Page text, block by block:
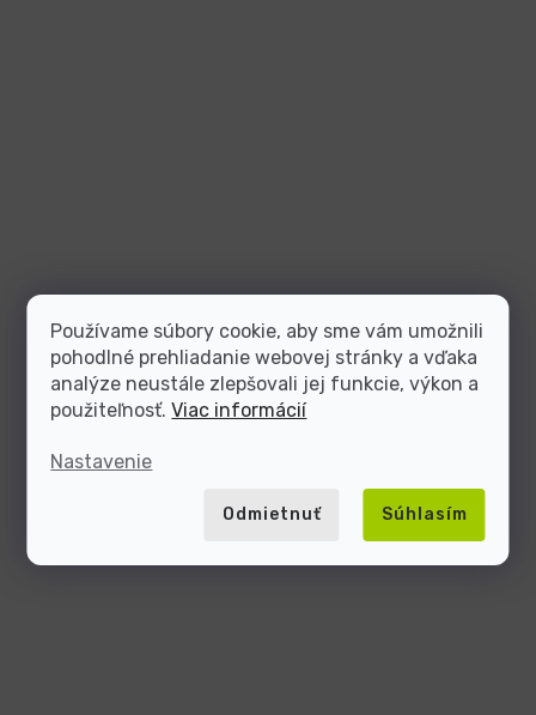
Používame súbory cookie, aby sme vám umožnili
pohodlné prehliadanie webovej stránky a vďaka
analýze neustále zlepšovali jej funkcie, výkon a
použiteľnosť.Viac informácií
Nastavenie
Odmietnuť Súhlasím